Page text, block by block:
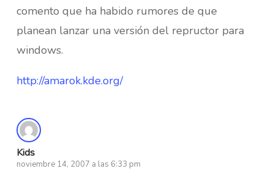
comento que ha habido rumores de que
planean lanzar una versión del repructor para
windows.
http://amarok.kde.org/
Kids
noviembre 14, 2007 a las 6:33 pm